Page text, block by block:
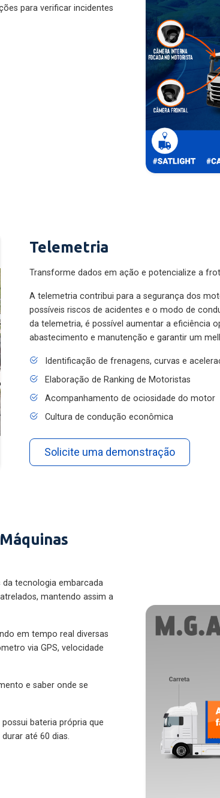
para verificar incidentes
Telemetria
Transforme dados em ação e potencialize a
A telemetria contribui para a segurança dos
possíveis riscos de acidentes e o modo de
da telemetria, é possível aumentar a eficiência
abastecimento e manutenção e garantir um
Identificação de frenagens, curvas e
Elaboração de Ranking de Motoristas
Acompanhamento de ociosidade do motor
Cultura de condução econômica
Solicite uma demonstração
tecnologia embarcada
mantendo assim a
em tempo real diversas
via GPS, velocidade
e saber onde se
bateria própria que
até 60 dias.